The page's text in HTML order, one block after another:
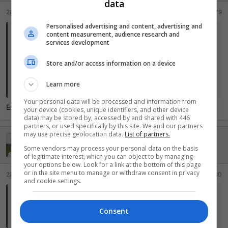
28 Maio 2026 #11.779
Stig disse:
Código download: 1392679
séries são dual áudio e pode ativar e desativar legenda deles.
Esse código está funcionando pra vc? Não está abrindo aqui...
Ei mãe, 500 pontos!
28 Maio 2026 #11.780
Esse código está funcionando pra vc? Não está abrindo aqui...
data
Personalised advertising and content, advertising and
content measurement, audience research and
services development
Store and/or access information on a device
Learn more
Your personal data will be processed and information from
your device (cookies, unique identifiers, and other device
data) may be stored by, accessed by and shared with 446
partners, or used specifically by this site. We and our partners
may use precise geolocation data. List of partners.
Some vendors may process your personal data on the basis
of legitimate interest, which you can object to by managing
your options below. Look for a link at the bottom of this page
or in the site menu to manage or withdraw consent in privacy
and cookie settings.
Consent